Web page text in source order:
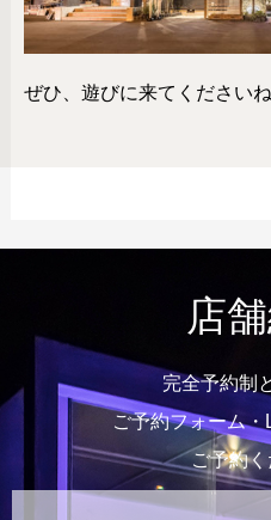
ぜひ、遊びに来てください
店
完全予約制
ご予約フォーム
ご予約